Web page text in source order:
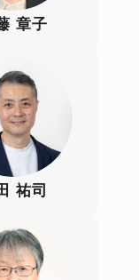
章子
祐司